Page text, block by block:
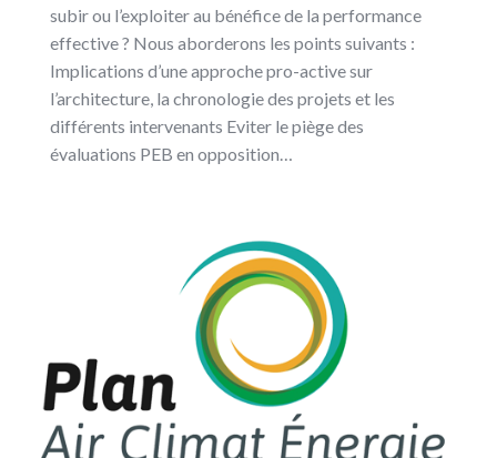
subir ou l’exploiter au bénéfice de la performance
effective ? Nous aborderons les points suivants :
Implications d’une approche pro-active sur
l’architecture, la chronologie des projets et les
différents intervenants Eviter le piège des
évaluations PEB en opposition…